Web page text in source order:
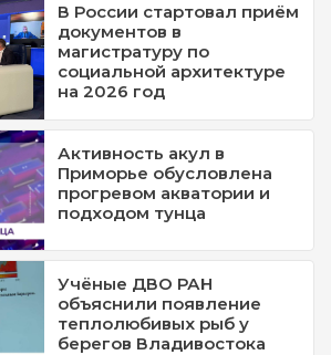
В России стартовал приём
документов в
магистратуру по
социальной архитектуре
на 2026 год
Активность акул в
Приморье обусловлена
прогревом акватории и
подходом тунца
Учёные ДВО РАН
объяснили появление
теплолюбивых рыб у
берегов Владивостока